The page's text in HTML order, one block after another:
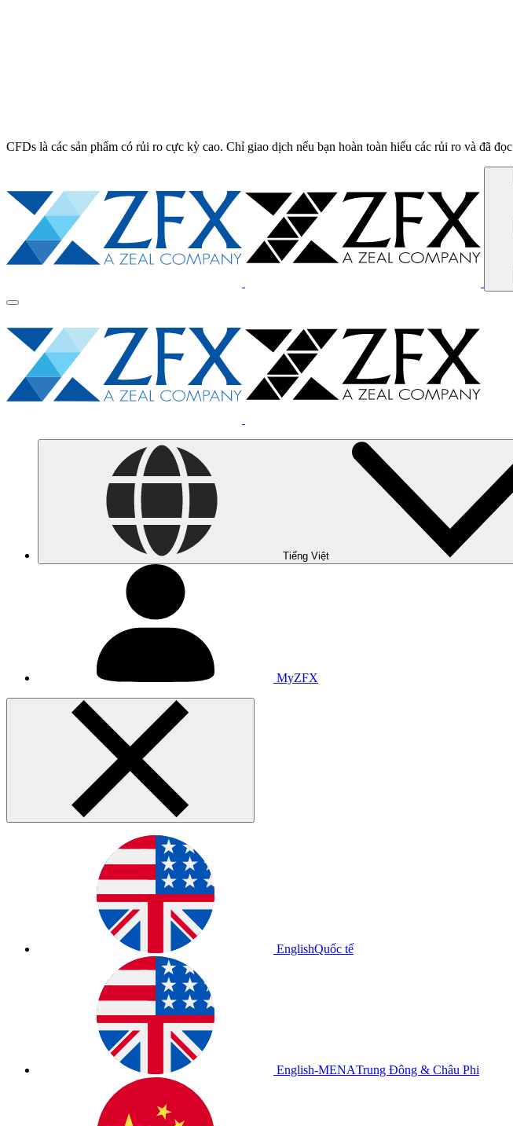
CFDs là các sản phẩm có rủi ro cực kỳ cao. Chỉ giao dịch nếu bạn hoàn toàn hiểu các rủi ro và đã đọc
Tiếng Việt
MyZFX
EnglishQuốc tế
English-MENATrung Đông & Châu Phi